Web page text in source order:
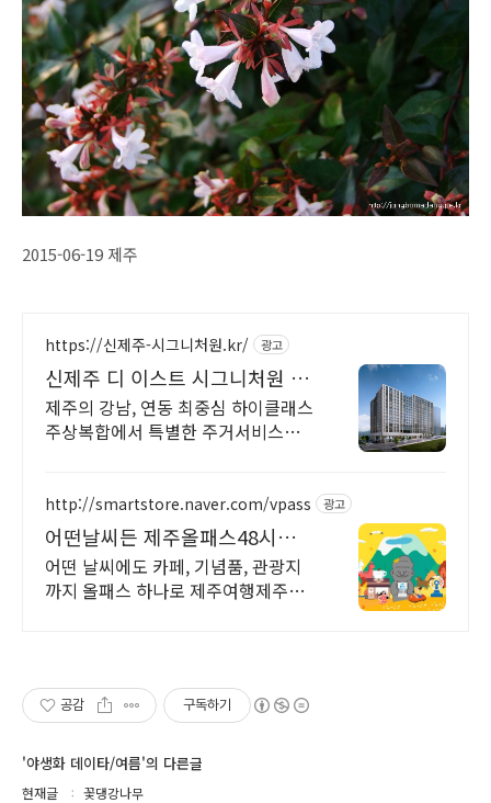
2015-06-19 제주
https://신제주-시그니처원.kr/ 광고
신제주 디 이스트 시그니처원 대
표홈페이지
제주의 강남, 연동 최중심 하이클래스
주상복합에서 특별한 주거서비스를
http://smartstore.naver.com/vpass 광고
어떤날씨든 제주올패스48시간
제주 여행의 끝판왕!
어떤 날씨에도 카페, 기념품, 관광지
까지 올패스 하나로 제주여행제주제
공감 구독하기
'야생화 데이타/여름'의 다른글
현재글 꽃댕강나무